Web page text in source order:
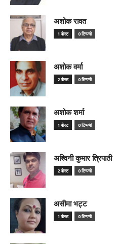
अशोक रावत
1 पोस्ट 0 टिप्पणी
अशोक वर्मा
2 पोस्ट 0 टिप्पणी
अशोक शर्मा
1 पोस्ट 0 टिप्पणी
अश्विनी कुमार त्रिपाठी
2 पोस्ट 0 टिप्पणी
असीमा भट्ट
1 पोस्ट 0 टिप्पणी